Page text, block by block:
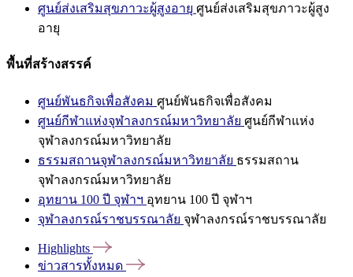
ศูนย์ส่งเสริมสุขภาวะผู้สูงอายุ ศูนย์ส่งเสริมสุขภาวะผู้สูง
อายุ
พื้นที่สร้างสรรค์
ศูนย์พันธกิจเพื่อสังคม ศูนย์พันธกิจเพื่อสังคม
ศูนย์กีฬาแห่งจุฬาลงกรณ์มหาวิทยาลัย ศูนย์กีฬาแห่ง
จุฬาลงกรณ์มหาวิทยาลัย
ธรรมสถานจุฬาลงกรณ์มหาวิทยาลัย ธรรมสถาน
จุฬาลงกรณ์มหาวิทยาลัย
อุทยาน 100 ปี จุฬาฯ อุทยาน 100 ปี จุฬาฯ
จุฬาลงกรณ์ราชบรรณาลัย จุฬาลงกรณ์ราชบรรณาลัย
Highlights
ข่าวสารทั้งหมด